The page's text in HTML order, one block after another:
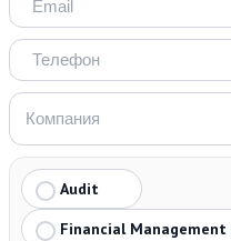
Audit
Financial